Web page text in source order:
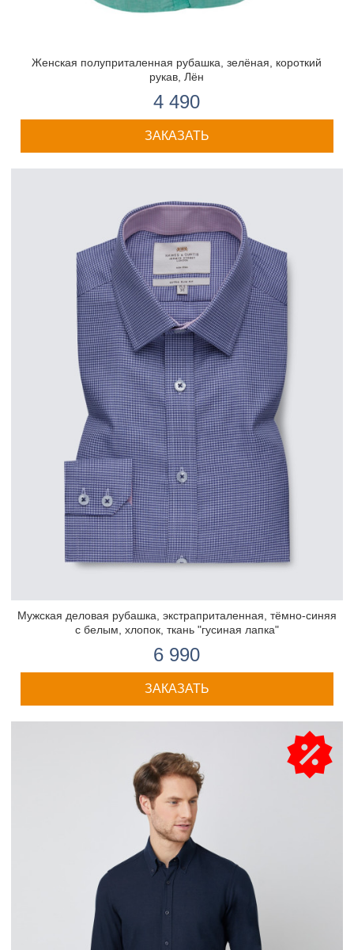
Женская полуприталенная рубашка, зелёная, короткий
рукав, Лён
4 490
ЗАКАЗАТЬ
Мужская деловая рубашка, экстраприталенная, тёмно-синяя
с белым, хлопок, ткань "гусиная лапка"
6 990
ЗАКАЗАТЬ